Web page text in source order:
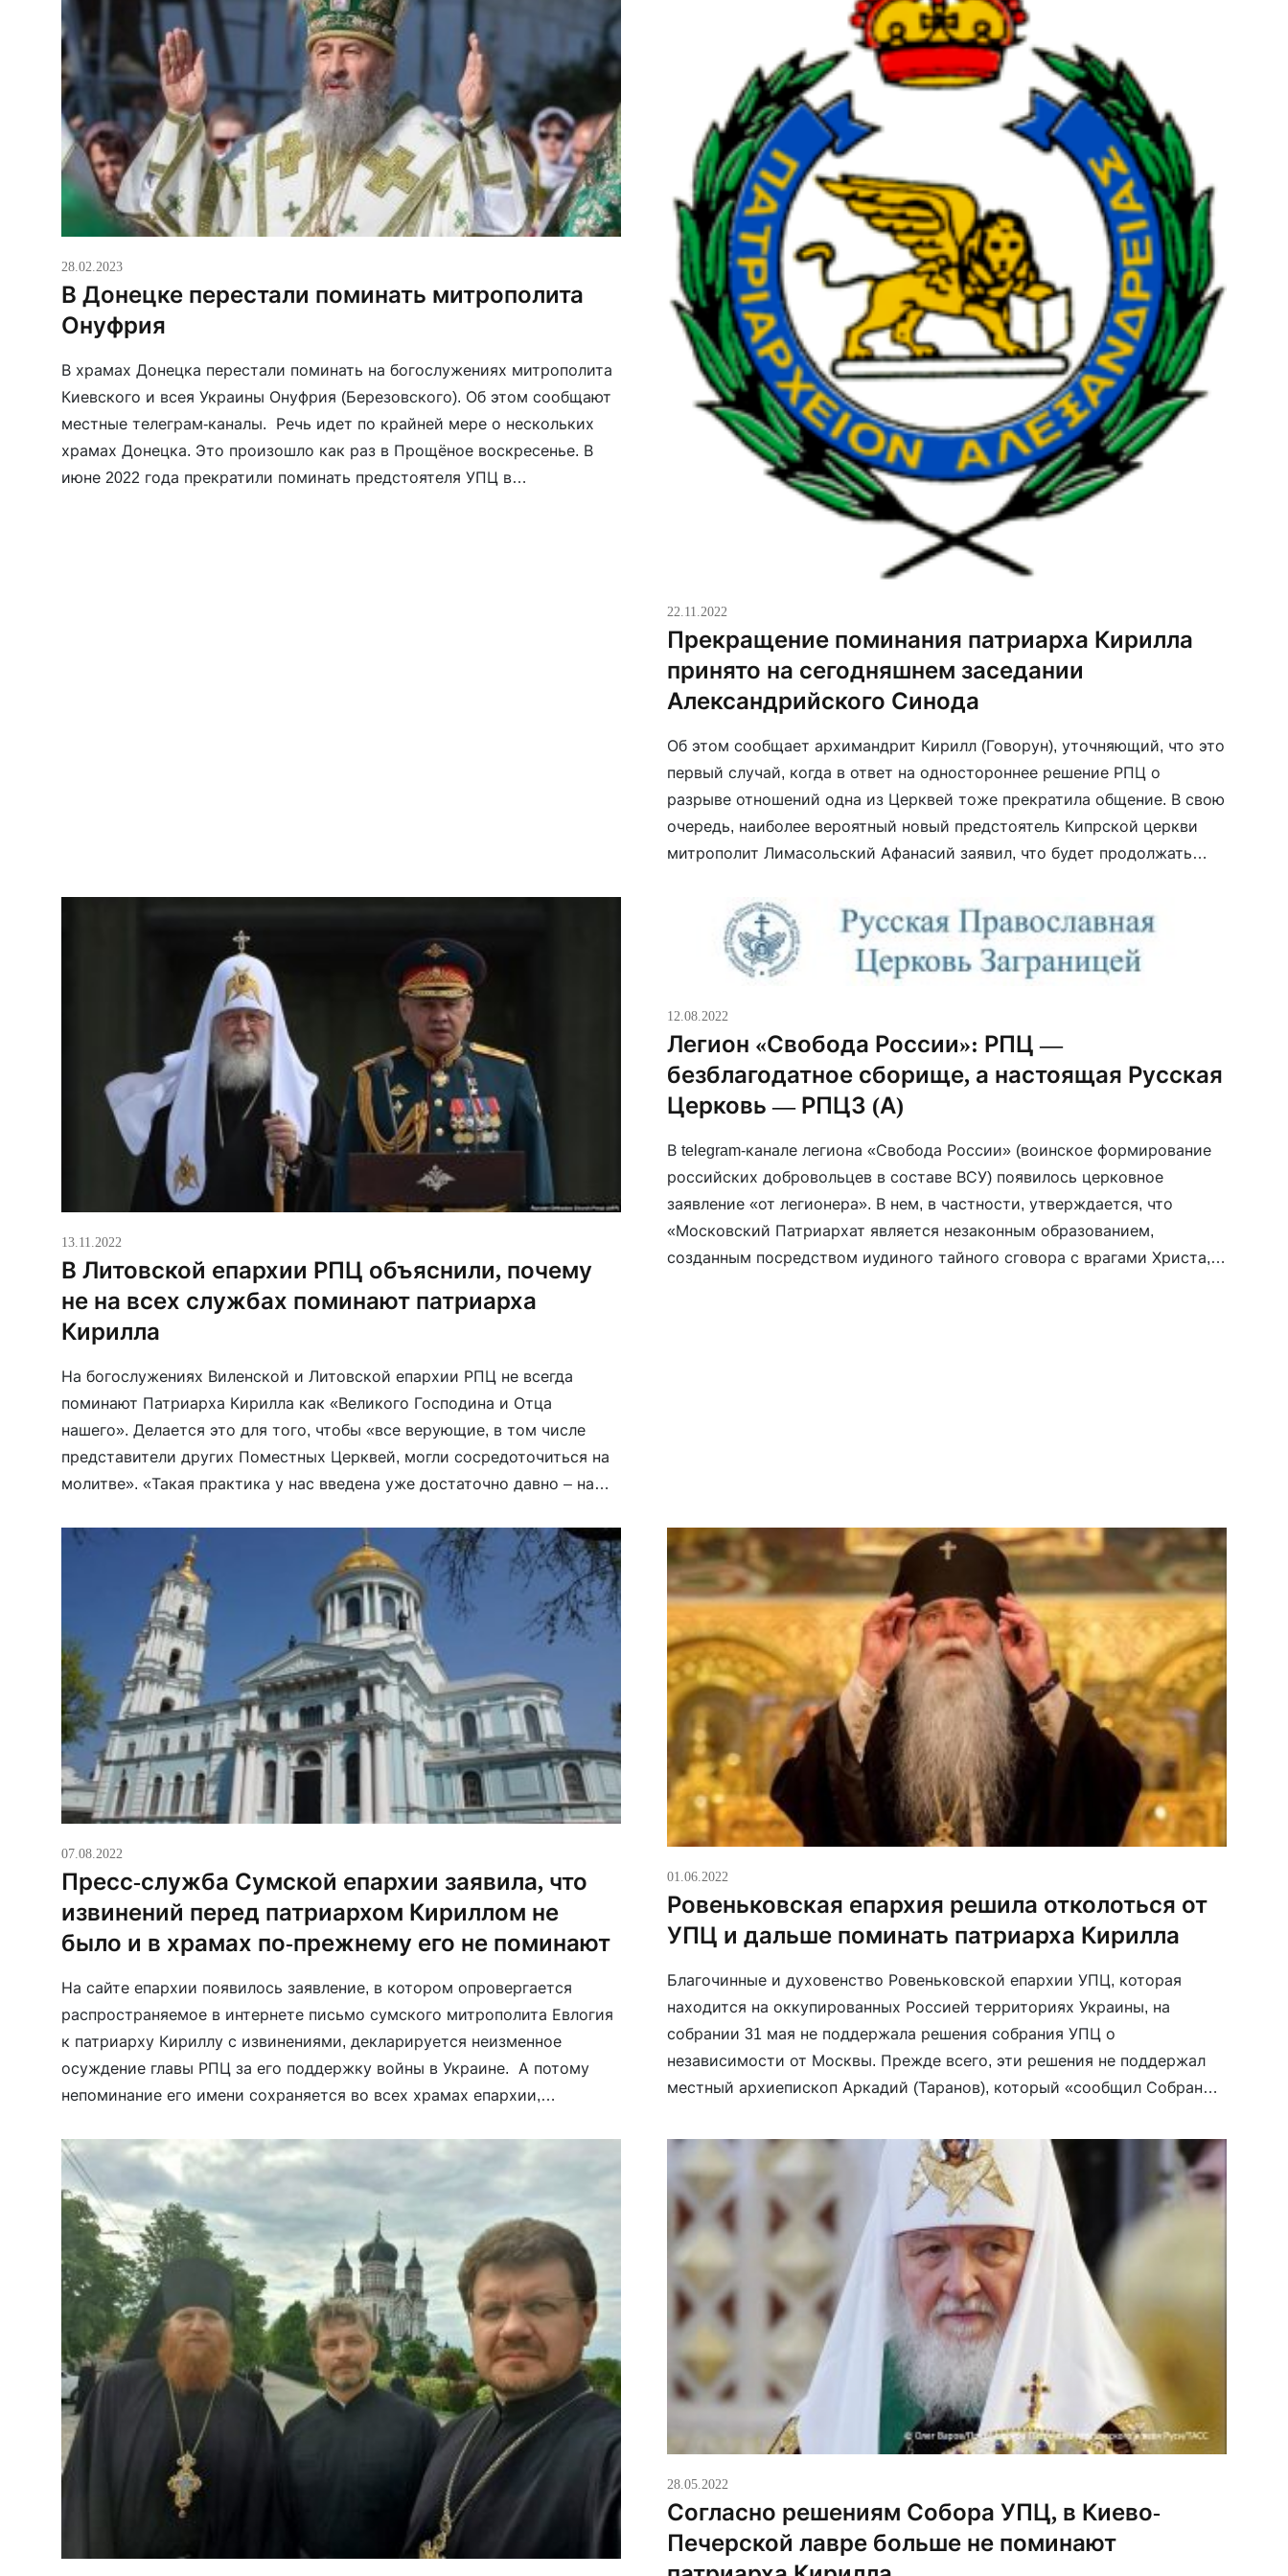
28.02.2023
В Донецке перестали поминать митрополита
Онуфрия
В храмах Донецка перестали поминать на богослужениях митрополита
Киевского и всея Украины Онуфрия (Березовского). Об этом сообщают
местные телеграм-каналы. Речь идет по крайней мере о нескольких
храмах Донецка. Это произошло как раз в Прощёное воскресенье. В
июне 2022 года прекратили поминать предстоятеля УПЦ в
22.11.2022
Прекращение поминания патриарха Кирилла
принято на сегодняшнем заседании
Александрийского Синода
Об этом сообщает архимандрит Кирилл (Говорун), уточняющий, что это
первый случай, когда в ответ на одностороннее решение РПЦ о
разрыве отношений одна из Церквей тоже прекратила общение. В свою
очередь, наиболее вероятный новый предстоятель Кипрской церкви
митрополит Лимасольский Афанасий заявил, что будет продолжать
13.11.2022
В Литовской епархии РПЦ объяснили, почему
не на всех службах поминают патриарха
Кирилла
На богослужениях Виленской и Литовской епархии РПЦ не всегда
поминают Патриарха Кирилла как «Великого Господина и Отца
нашего». Делается это для того, чтобы «все верующие, в том числе
представители других Поместных Церквей, могли сосредоточиться на
молитве». «Такая практика у нас введена уже достаточно давно – на
поминаем […]
12.08.2022
Легион «Свобода России»: РПЦ —
безблагодатное сборище, а настоящая Русская
Церковь — РПЦЗ (А)
В telegram-канале легиона «Свобода России» (воинское формирование
российских добровольцев в составе ВСУ) появилось церковное
заявление «от легионера». В нем, в частности, утверждается, что
«Московский Патриархат является незаконным образованием,
созданным посредством иудиного тайного сговора с врагами Христа,
07.08.2022
Пресс-служба Сумской епархии заявила, что
извинений перед патриархом Кириллом не
было и в храмах по-прежнему его не поминают
На сайте епархии появилось заявление, в котором опровергается
распространяемое в интернете письмо сумского митрополита Евлогия
к патриарху Кириллу с извинениями, декларируется неизменное
осуждение главы РПЦ за его поддержку войны в Украине. А потому
непоминание его имени сохраняется во всех храмах епархии,
01.06.2022
Ровеньковская епархия решила отколоться от
УПЦ и дальше поминать патриарха Кирилла
Благочинные и духовенство Ровеньковской епархии УПЦ, которая
находится на оккупированных Россией территориях Украины, на
собрании 31 мая не поддержала решения собрания УПЦ о
независимости от Москвы. Прежде всего, эти решения не поддержал
местный архиепископ Аркадий (Таранов), который «сообщил Собранию
постановлений Собора и изменений в Уставе УПЦ». В итоге […]
28.05.2022
Согласно решениям Собора УПЦ, в Киево-
Печерской лавре больше не поминают